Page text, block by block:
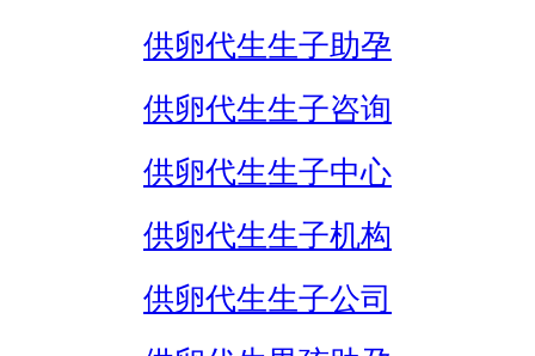
供卵代生生子助孕
供卵代生生子咨询
供卵代生生子中心
供卵代生生子机构
供卵代生生子公司